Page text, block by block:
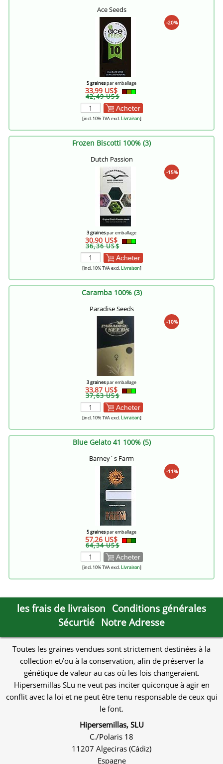
Ace Seeds
-20%
5 grainespar emballage
33,99 US$
42,49 US$
Acheter
[incl. 10% TVA excl.Livraison]
Frozen Biscotti 100% (3)
Dutch Passion
-15%
3 grainespar emballage
30,90 US$
36,36 US$
Acheter
[incl. 10% TVA excl.Livraison]
Caramba 100% (3)
Paradise Seeds
-10%
3 grainespar emballage
33,87 US$
37,63 US$
Acheter
[incl. 10% TVA excl.Livraison]
Blue Gelato 41 100% (5)
Barney´s Farm
-11%
5 grainespar emballage
57,26 US$
64,34 US$
Acheter
[incl. 10% TVA excl.Livraison]
les frais de livraison Conditions générales
Sécurtié Notre Adresse
Toutes les graines vendues sont strictement destinées à la
collection et/ou à la conservation, afin de préserver la
génétique de valeur au cas où les lois changeraient.
Hipersemillas SLu ne veut pas inciter quiconque à agir en
conflit avec la loi et ne peut être tenu responsable de ceux qui
le font.
Hipersemillas, SLU
C./Polaris 18
11207 Algeciras (Cádiz)
Espagne